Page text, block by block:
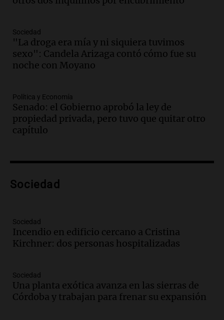
Audio.La inflación en Buenos Aires
incertidumbre sobre el IPC nacional
Panorama Federal
Episodios
Audio. Descuentos de hasta 700.000
Panorama Federal
Episodios
Audio. Docentes de Jujuy denuncian
descuentos de hasta 700.000 pesos en
Audio.
Panorama Federal
Episodios
Audio.Docentes de Jujuy enfrentan
descuentos de hasta 700.000 pesos en
sindicato
Panorama Federal
Episodios
Audio. La justicia reconoce el COVID
Sociedad
"La droga era mía y ni siquiera tuvimos
sexo": Candela Arizaga contó cómo fue su
noche con Moyano
Política y Economía
Senado: el Gobierno aprobó la ley de
propiedad privada, pero tuvo que quitar otro
capítulo
Sociedad
Sociedad
Incendio en edificio cercano a Cristina
Kirchner: dos personas hospitalizadas
Sociedad
Una planta exótica avanza en las sierras de
Córdoba y trabajan para frenar su expansión